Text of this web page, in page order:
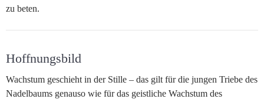
zu beten.
Hoffnungsbild
Wachstum geschieht in der Stille – das gilt für die jungen Triebe des
Nadelbaums genauso wie für das geistliche Wachstum des